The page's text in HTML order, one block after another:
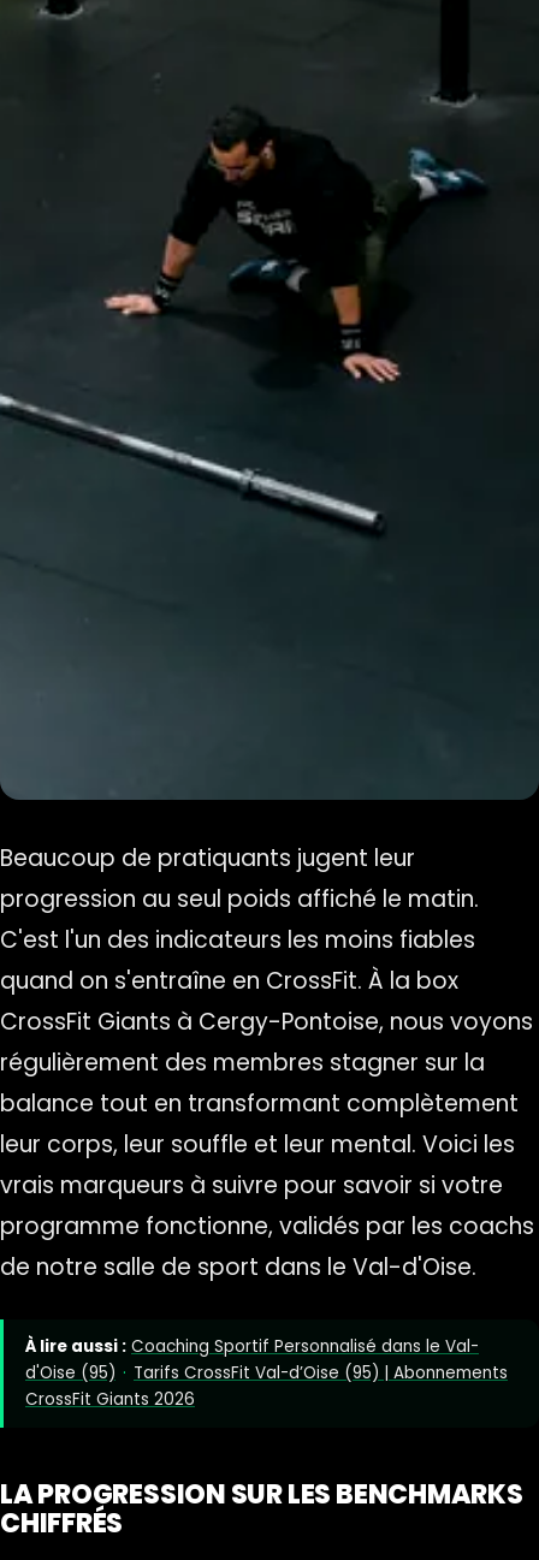
Beaucoup de pratiquants jugent leur
progression au seul poids affiché le matin.
C'est l'un des indicateurs les moins fiables
quand on s'entraîne en CrossFit. À la box
CrossFit Giants à Cergy-Pontoise, nous voyons
régulièrement des membres stagner sur la
balance tout en transformant complètement
leur corps, leur souffle et leur mental. Voici les
vrais marqueurs à suivre pour savoir si votre
programme fonctionne, validés par les coachs
de notre salle de sport dans le Val-d'Oise.
À lire aussi : Coaching Sportif Personnalisé dans le Val-
d'Oise (95) · Tarifs CrossFit Val-d’Oise (95) | Abonnements
CrossFit Giants 2026
LA PROGRESSION SUR LES BENCHMARKS
CHIFFRÉS